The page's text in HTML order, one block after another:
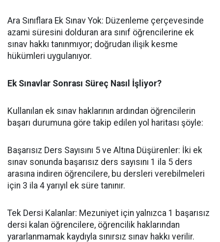
​Ara Sınıflara Ek Sınav Yok: Düzenleme çerçevesinde
azami süresini dolduran ara sınıf öğrencilerine ek
sınav hakkı tanınmıyor; doğrudan ilişik kesme
hükümleri uygulanıyor.
Ek Sınavlar Sonrası Süreç Nasıl İşliyor?
​Kullanılan ek sınav haklarının ardından öğrencilerin
başarı durumuna göre takip edilen yol haritası şöyle:
​Başarısız Ders Sayısını 5 ve Altına Düşürenler: İki ek
sınav sonunda başarısız ders sayısını 1 ila 5 ders
arasına indiren öğrencilere, bu dersleri verebilmeleri
için 3 ila 4 yarıyıl ek süre tanınır.
​Tek Dersi Kalanlar: Mezuniyet için yalnızca 1 başarısız
dersi kalan öğrencilere, öğrencilik haklarından
yararlanmamak kaydıyla sınırsız sınav hakkı verilir.